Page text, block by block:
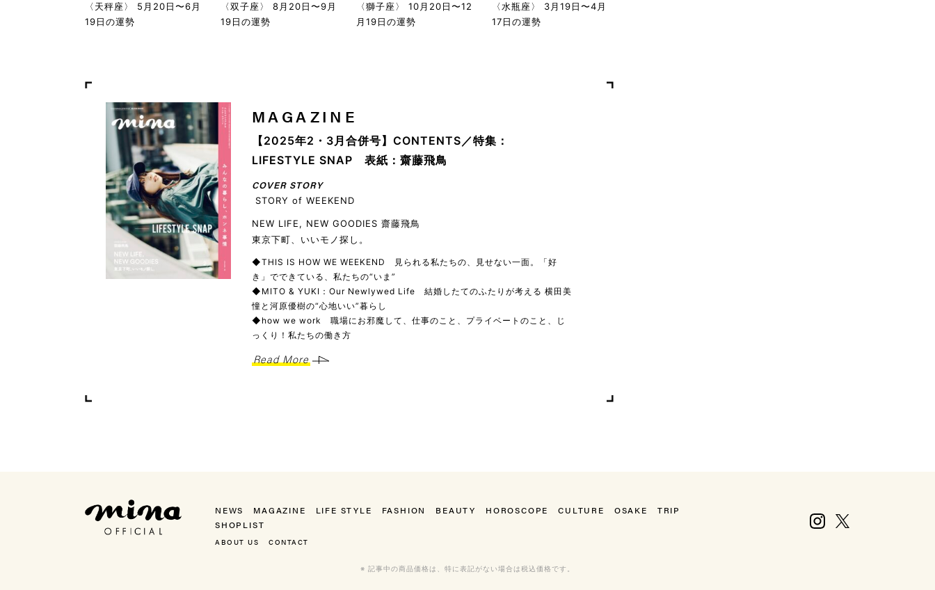
〈天秤座〉 5月20日〜6月
19日の運勢
〈双子座〉 8月20日〜9月
19日の運勢
〈獅子座〉 10月20日〜12
月19日の運勢
〈水瓶座〉 3月19日〜4月
17日の運勢
MAGAZINE
【2025年2・3月合併号】CONTENTS／特集：
LIFESTYLE SNAP 表紙：齋藤飛鳥
COVER STORY
STORY of WEEKEND
NEW LIFE, NEW GOODIES 齋藤飛鳥
東京下町、いいモノ探し。
◆THIS IS HOW WE WEEKEND 見られる私たちの、見せない一面。「好
き」でできている、私たちの“いま”
◆MITO & YUKI：Our Newlywed Life 結婚したてのふたりが考える 横田美
憧と河原優樹の“心地いい”暮らし
◆how we work 職場にお邪魔して、仕事のこと、プライベートのこと、じ
っくり！私たちの働き方
Read More
NEWS MAGAZINE LIFE STYLE FASHION BEAUTY HOROSCOPE CULTURE OSAKE
TRIP
SHOPLIST
ABOUT US CONTACT
Instagram
※ 記事中の商品価格は、特に表記がない場合は税込価格です。